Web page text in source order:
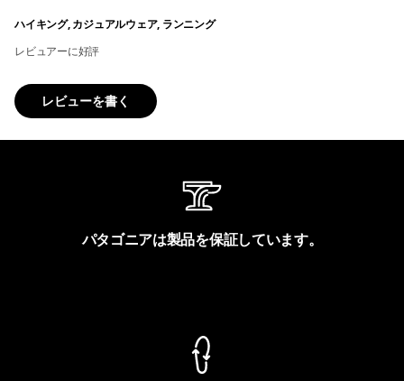
ハイキング, カジュアルウェア, ランニング
レビュアーに好評
レビューを書く
パタゴニアは製品を保証しています。